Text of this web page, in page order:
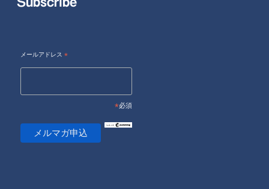
メールアドレス *
*必須